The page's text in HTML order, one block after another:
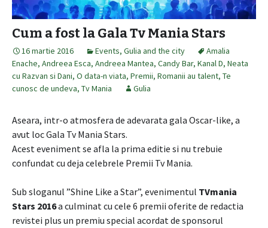
Cum a fost la Gala Tv Mania Stars
16 martie 2016 Events, Gulia and the city
Amalia
Enache, Andreea Esca, Andreea Mantea, Candy Bar, Kanal D, Neata
cu Razvan si Dani, O data-n viata, Premii, Romanii au talent, Te
cunosc de undeva, Tv Mania Gulia
Aseara, intr-o atmosfera de adevarata gala Oscar-like, a
avut loc Gala Tv Mania Stars.
Acest eveniment se afla la prima editie si nu trebuie
confundat cu deja celebrele Premii Tv Mania.
Sub sloganul ”Shine Like a Star”, evenimentul TVmania
Stars 2016a culminat cu cele 6 premii oferite de redactia
revistei plus un premiu special acordat de sponsorul